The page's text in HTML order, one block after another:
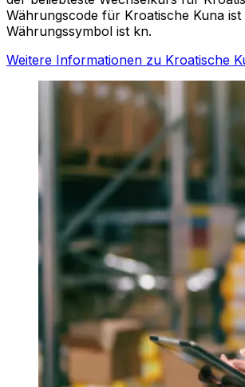
Währungscode für Kroatische Kuna ist
Währungssymbol ist kn.
Weitere Informationen zu Kroatische